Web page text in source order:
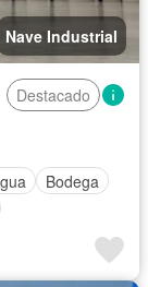
Nave Industrial
Destacado
Bodega